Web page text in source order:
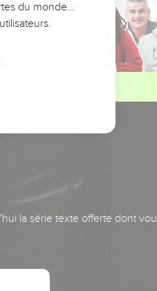
la série texte offerte dont
du monde…